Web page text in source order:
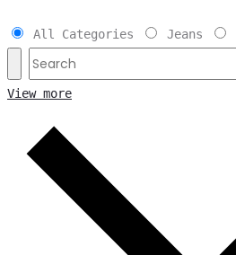
All Categories Jeans
View more